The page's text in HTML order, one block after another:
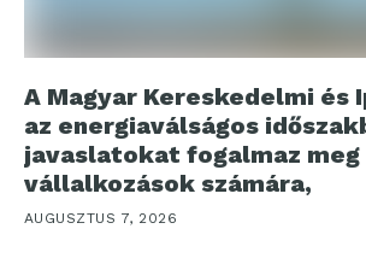
A Magyar Kereskedelmi és
az energiaválságos
javaslatokat fogalmaz meg
vállalkozások számára,
AUGUSZTUS 7, 2026